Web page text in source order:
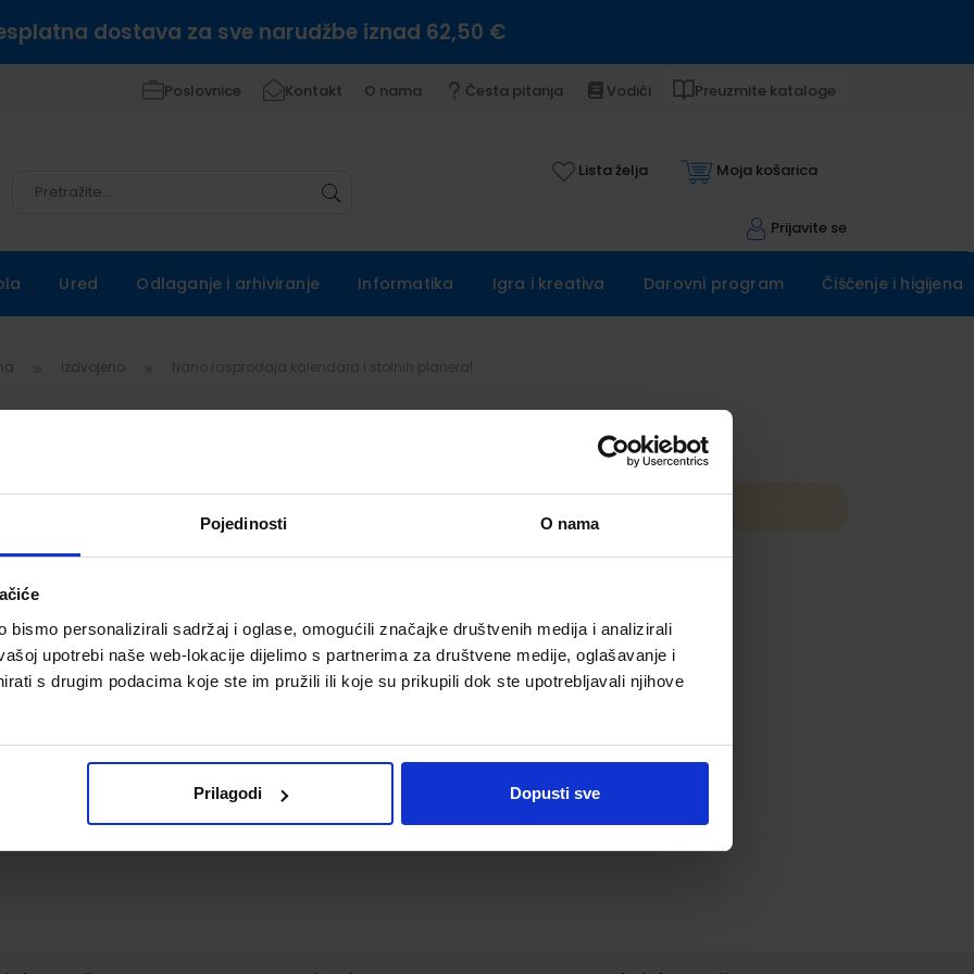
Pojedinosti O nama
bismo personalizirali sadržaj i oglase, omogućili značajke društvenih medija i analizirali
upotrebi naše web-lokacije dijelimo s partnerima za društvene medije, oglašavanje i
s drugim podacima koje ste im pružili ili koje su prikupili dok ste upotrebljavali njihove
Prilagodi Dopusti sve
dostava za sve narudžbe iznad 62,50 €
Poslovnice Kontakt O nama Česta pitanja Vodiči Preuzmite kataloge
Lista želja Moja košarica
Prijavite se
Ured Odlaganje i arhiviranje Informatika Igra i kreativa Darovni program Čišćenje i higijena
Izdvojeno Nano rasprodaja kalendara i stolnih planera!
rasprodaja kalendara i stolnih planera!